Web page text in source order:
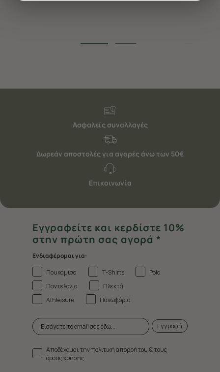
μέλλον. Εάν επιθυμείτε να μάθετε περισσότερα
Ασφαλείς συναλλαγές
Δωρεάν αποστολές για αγορές άνω των 50€
Επικοινωνία
Εγγραφείτε και κερδίστε 10%
στην πρώτη σας αγορά *
Ενδιαφέρομαι για:
Πουκάμισα
T-Shirts
Polo
Παντελόνια
Πλεκτά
Athleisure
Πανωφόρια
Εγγραφή
Αποδέχομαι την πολιτική απορρήτου & τους
όρους χρήσης.